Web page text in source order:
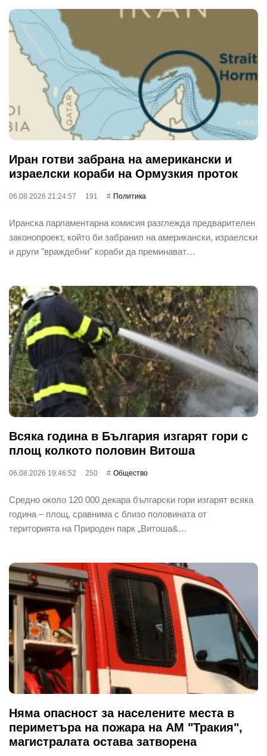
Иран готви забрана на американски и
израелски кораби на Ормузкия проток
06.08.2026 21:24:57 191 Политика
Иранска парламентарна комисия разглежда предварителен
законопроект, който би забранил на американски, израелски
и други "враждебни" кораби да преминават…
Всяка година в България изгарят гори с
площ колкото половин Витоша
06.08.2026 19:46:52 250 Общество
Средно около 120 000 декара български гори изгарят всяка
година – площ, сравнима с близо половината от
територията на Природен парк „Витоша&…
Няма опасност за населените места в
периметъра на пожара на АМ "Тракия",
магистралата остава затворена